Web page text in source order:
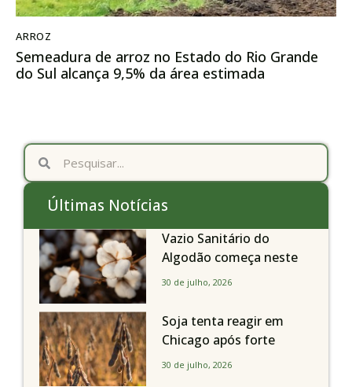
ARROZ
Semeadura de arroz no Estado do Rio Grande
do Sul alcança 9,5% da área estimada
Últimas Notícias
Vazio Sanitário do
Algodão começa neste
sábado, dia 1º de agosto,
Paulo
30 de julho, 2026
Soja tenta reagir em
Chicago após forte
liquidação; portos
30 de julho, 2026